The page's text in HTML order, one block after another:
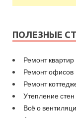
ПОЛЕЗНЫЕ
Ремонт квартир
Ремонт офисов
Ремонт
Утепление стен
Всё о